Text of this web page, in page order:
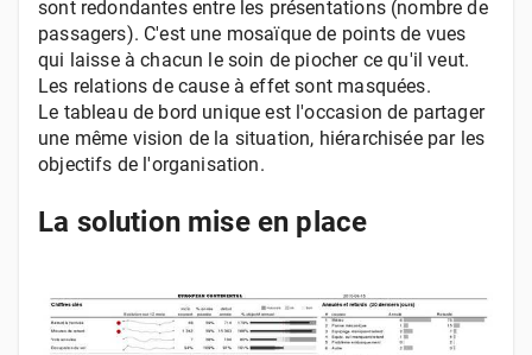
sont redondantes entre les présentations (nombre de
passagers). C'est une mosaïque de points de vues
qui laisse à chacun le soin de piocher ce qu'il veut.
Les relations de cause à effet sont masquées.
Le tableau de bord unique est l'occasion de partager
une même vision de la situation, hiérarchisée par les
objectifs de l'organisation.
La solution mise en place